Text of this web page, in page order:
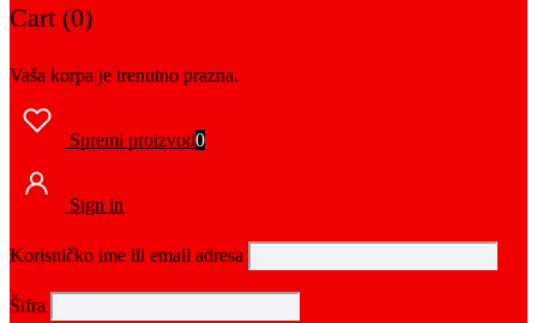
Cart (0)
Vaša korpa je trenutno prazna.
Spremi proizvod0
Sign in
Korisničko ime ili email adresa
Šifra